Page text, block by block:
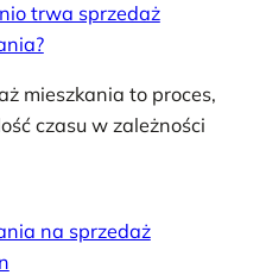
trwa sprzedaż
mieszkania to proces,
czasu w zależności
na sprzedaż